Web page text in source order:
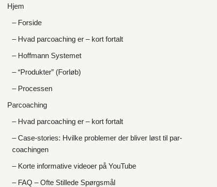
Hjem
– Forside
– Hvad parcoaching er – kort fortalt
– Hoffmann Systemet
– “Produkter” (Forløb)
– Processen
Parcoaching
– Hvad parcoaching er – kort fortalt
– Case-stories: Hvilke problemer der bliver løst til par-
coachingen
– Korte informative videoer på YouTube
– FAQ – Ofte Stillede Spørgsmål